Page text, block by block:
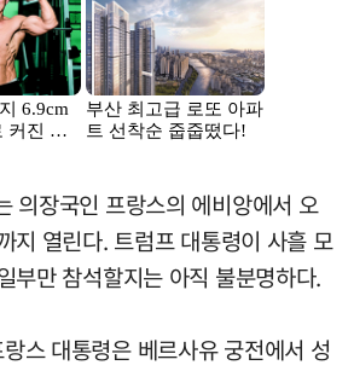
의장국인 프랑스의 에비앙에서 오
지 열린다. 트럼프 대통령이 사흘 모
부만 참석할지는 아직 불분명하다.
스 대통령은 베르사유 궁전에서 성